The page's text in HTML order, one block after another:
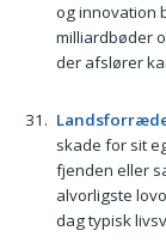
og innovation
milliardbøder
der afslører
skade for sit
fjenden eller
alvorligste
dag typisk